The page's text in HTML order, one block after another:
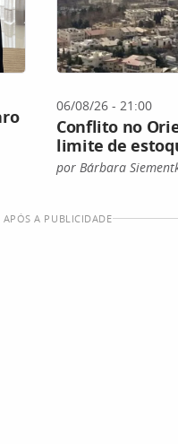
06/08/26 - 21:00
Conflito no
limite de
por Bárbara
A PUBLICIDADE